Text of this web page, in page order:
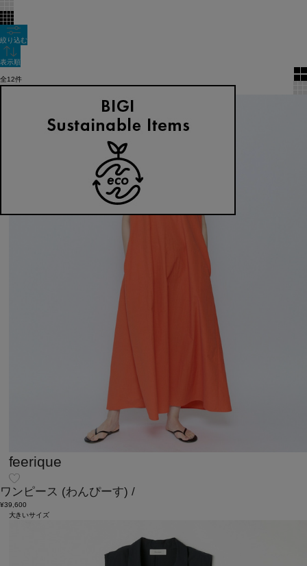
絞り込む
表示順
全12件
feerique
ワンピース (わんぴーす) /
¥39,600
大きいサイズ